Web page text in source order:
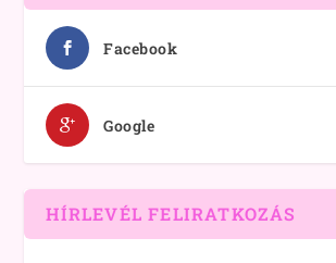
Facebook
Google
HÍRLEVÉL FELIRATKOZÁS